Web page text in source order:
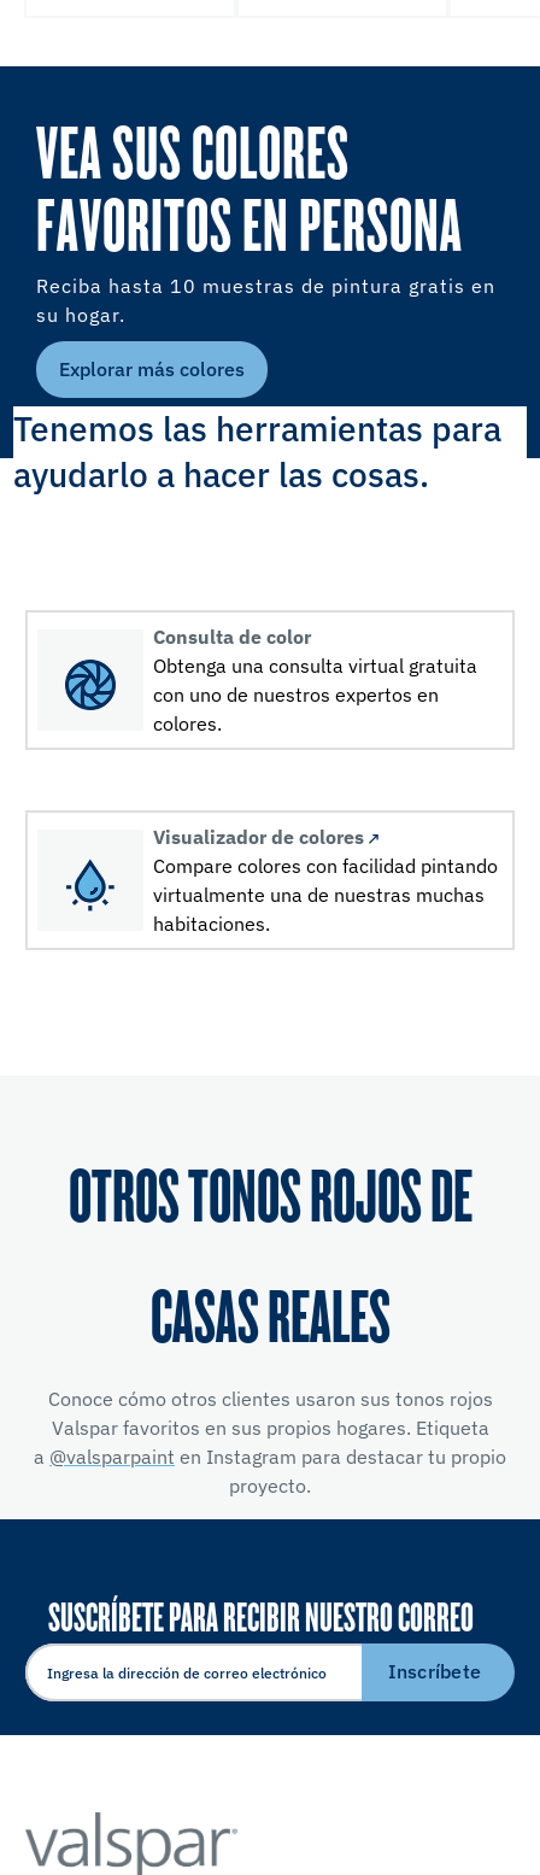
VEA SUS COLORES
FAVORITOS EN PERSONA
Reciba hasta 10 muestras de pintura gratis en
su hogar.
Explorar más colores
Tenemos las herramientas para
ayudarlo a hacer las cosas.
Consulta de color
Obtenga una consulta virtual gratuita
con uno de nuestros expertos en
colores.
Visualizador de colores
Compare colores con facilidad pintando
virtualmente una de nuestras muchas
habitaciones.
OTROS TONOS ROJOS DE
CASAS REALES
Conoce cómo otros clientes usaron sus tonos rojos
Valspar favoritos en sus propios hogares. Etiqueta
a @valsparpaint en Instagram para destacar tu propio
proyecto.
SUSCRÍBETE PARA RECIBIR NUESTRO CORREO
ELECTRÓNICO
Inscríbete